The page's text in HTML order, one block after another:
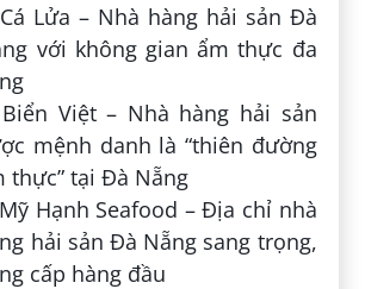
Lửa – Nhà hàng hải sản Đà
với không gian ẩm thực đa
Việt – Nhà hàng hải sản
mệnh danh là “thiên đường
thực” tại Đà Nẵng
Hạnh Seafood – Địa chỉ nhà
hải sản Đà Nẵng sang trọng,
cấp hàng đầu